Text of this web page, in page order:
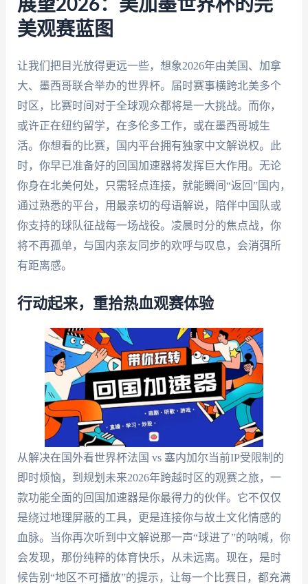
展望2026：美加墨世界杯的完
美观赛蓝图
让我们把目光放得更远一些，想象2026年由美国、加拿
大、墨西哥联合举办的世界杯。届时赛事横跨北美多个
时区，比赛时间对于全球观众都将是一大挑战。而你，
或许正在纽约留学，在多伦多工作，或在墨西哥城生
活。你想看的比赛，国内平台拥有独家中文解说权。此
时，你早已准备好的回国加速器将发挥巨大作用。无论
你身在北美何处，只需轻点连接，就能瞬间“返回”国内，
通过熟悉的平台，用最亲切的母语解说，陪伴中国队或
你支持的球队征战每一场战役。凌晨时分的焦点战，你
将不再孤单，与国内亲友同步的欢呼与叹息，会消弭所
有距离感。
行动起来，重拾热血观赛体验
从解决在国外看世界杯法国 vs 塞内加尔当前IP受限制的
即时烦恼，到规划未来2026年跨越时区的观赛之旅，一
款功能全面的回国加速器是你最得力的伙伴。它不仅仅
是绕过地理屏蔽的工具，更是连接你与故土文化情感的
血脉。当你再次听到中文解说那一声“球进了”的呐喊，你
会发现，那份纯粹的体育快乐，从未远离。现在，是时
候告别“地区不可播放”的提示，让每一个比赛日，都充满